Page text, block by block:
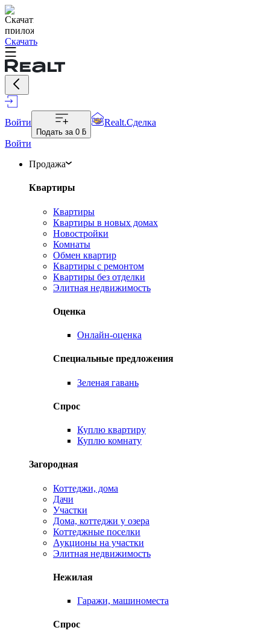
Скачать
Войти
Подать за 0 ƃ
Realt.Сделка
Войти
Продажа
Квартиры
Квартиры
Квартиры в новых домах
Новостройки
Комнаты
Обмен квартир
Квартиры с ремонтом
Квартиры без отделки
Элитная недвижимость
Оценка
Онлайн-оценка
Специальные предложения
Зеленая гавань
Спрос
Куплю квартиру
Куплю комнату
Загородная
Коттеджи, дома
Дачи
Участки
Дома, коттеджи у озера
Коттеджные поселки
Аукционы на участки
Элитная недвижимость
Нежилая
Гаражи, машиноместа
Спрос